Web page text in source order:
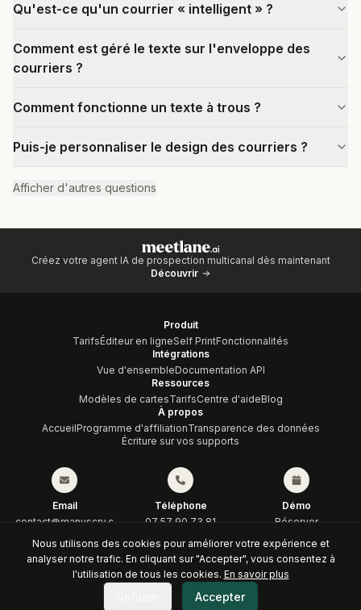
Qu'est-ce qu'un courrier « intelligent » ?
Comment est géré le texte sur l'enveloppe des
courriers ?
Comment fonctionne un texte à trous ?
Puis-je personnaliser le design des courriers ?
Afficher d'autres questions
Créez votre agent IA de prospection multicanal dès maintenant
Découvrir
Produit
TarifsÉditeur en ligneSelf PrintFonctionnalités
Intégrations
Vue d'ensembleDocumentation API
Ressources
Modèles de cartesTarifsCentre d'aideBlog
À propos
AccueilProgramme d'affiliationTransparence des données
Écriture sur vos supports
Email
contact@manuscry.c
Téléphone
07 57 90 73 81
Démo
Réserver
© 2026 KRAFTECH Conditions générales
Politique de confidentialité
Transparence des donnéesMentions légalesPolitique de cookies
Contrat d'affiliation
Nous utilisons des cookies pour améliorer votre expérience et
analyser notre trafic. En cliquant sur "Accepter", vous consentez à
l'utilisation de tous les cookies. En savoir plus
Accepter